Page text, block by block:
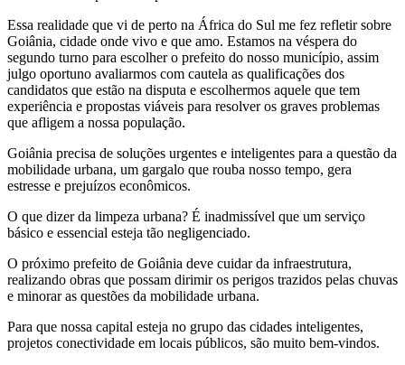
Essa realidade que vi de perto na África do Sul me fez refletir sobre
Goiânia, cidade onde vivo e que amo. Estamos na véspera do
segundo turno para escolher o prefeito do nosso município, assim
julgo oportuno avaliarmos com cautela as qualificações dos
candidatos que estão na disputa e escolhermos aquele que tem
experiência e propostas viáveis para resolver os graves problemas
que afligem a nossa população.
Goiânia precisa de soluções urgentes e inteligentes para a questão da
mobilidade urbana, um gargalo que rouba nosso tempo, gera
estresse e prejuízos econômicos.
O que dizer da limpeza urbana? É inadmissível que um serviço
básico e essencial esteja tão negligenciado.
O próximo prefeito de Goiânia deve cuidar da infraestrutura,
realizando obras que possam dirimir os perigos trazidos pelas chuvas
e minorar as questões da mobilidade urbana.
Para que nossa capital esteja no grupo das cidades inteligentes,
projetos conectividade em locais públicos, são muito bem-vindos.